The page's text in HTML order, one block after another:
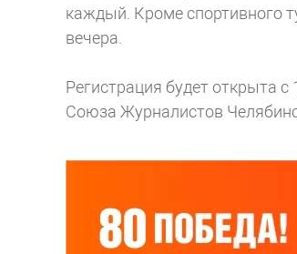
каждый. Кроме спортивного
вечера.
Регистрация будет открыта
Союза Журналистов